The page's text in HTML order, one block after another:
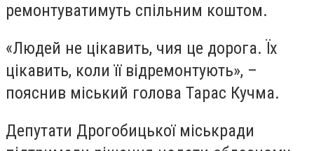
ремонтуватимуть спільним коштом.
«Людей не цікавить, чия це дорога. Їх
цікавить, коли її відремонтують», –
пояснив міський голова Тарас Кучма.
Депутати Дрогобицької міськради